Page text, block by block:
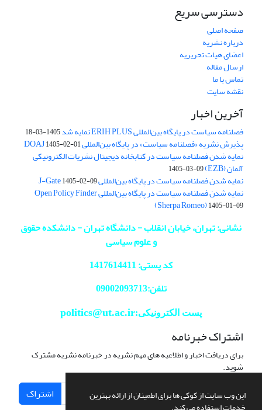
این وب سایت از کوکی ها برای اطمینان از ارائه بهترین
دسترسی سریع
صفحه اصلی
درباره نشریه
اعضای هیات تحریریه
ارسال مقاله
تماس با ما
نقشه سایت
آخرین اخبار
فصلنامه سیاست در پایگاه بین‌المللی ERIH PLUS نمایه شد 1405-03-18
پذیرش نشریه «فصلنامه سیاست» در پایگاه بین‌المللی DOAJ1405-02-01
نمایه شدن فصلنامه سیاست در کتابخانه دیجیتال نشریات الکترونیکی
آلمان (EZB) 1405-03-09
نمایه شدن فصلنامه سیاست در پایگاه بین‌المللی J-Gate1405-02-09
نمایه شدن فصلنامه سیاست در پایگاه بین‌المللی Open Policy Finder
(Sherpa Romeo)1405-01-09
نشانی: تهران، خیابان انقلاب - دانشگاه تهران - دانشکده حقوق
و علوم سیاسی
کد پستی: 1417614411
تلفن:09002093713
پست الکترونیکی:politics@ut.ac.ir
اشتراک خبرنامه
برای دریافت اخبار و اطلاعیه های مهم نشریه در خبرنامه نشریه مشترک
شوید.
اشتراک